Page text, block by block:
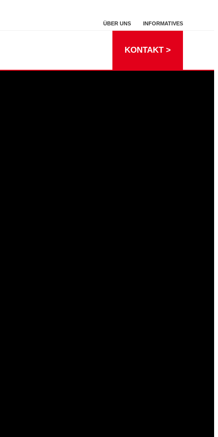
ÜBER UNS INFORMATIVES
KONTAKT >